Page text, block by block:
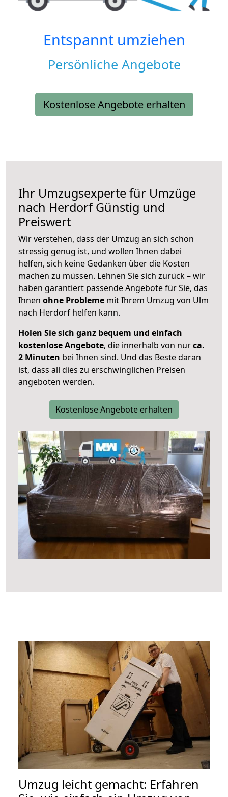
Entspannt umziehen
Persönliche Angebote
Kostenlose Angebote erhalten
Ihr Umzugsexperte für Umzüge
nach HerdorfGünstig und
Preiswert
Wir verstehen, dass der Umzug an sich schon
stressig genug ist, und wollen Ihnen dabei
helfen, sich keine Gedanken über die Kosten
machen zu müssen. Lehnen Sie sich zurück – wir
haben garantiert passende Angebote für Sie, das
Ihnen ohne Probleme mit Ihrem Umzug von Ulm
nach Herdorf helfen kann.
Holen Sie sich ganz bequem und einfach
kostenlose Angebote, die innerhalb von nurca.
2 Minuten bei Ihnen sind. Und das Beste daran
ist, dass all dies zu erschwinglichen Preisen
angeboten werden.
Kostenlose Angebote erhalten
Umzug leicht gemacht: Erfahren